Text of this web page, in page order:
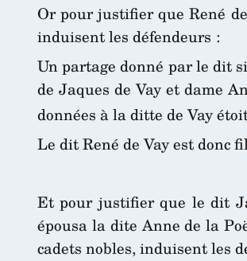
Or pour justifier que René
induisent les défendeurs :
Un partage donné par le dit
de Jaques de Vay et dame
données à la ditte de Vay
Le dit René de Vay est donc
Et pour justifier que le dit
épousa la dite Anne de la
cadets nobles, induisent les